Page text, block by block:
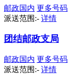
邮政国内 更多号码
派送范围:- 详情
团结邮政支局
邮政国内 更多号码
派送范围:- 详情